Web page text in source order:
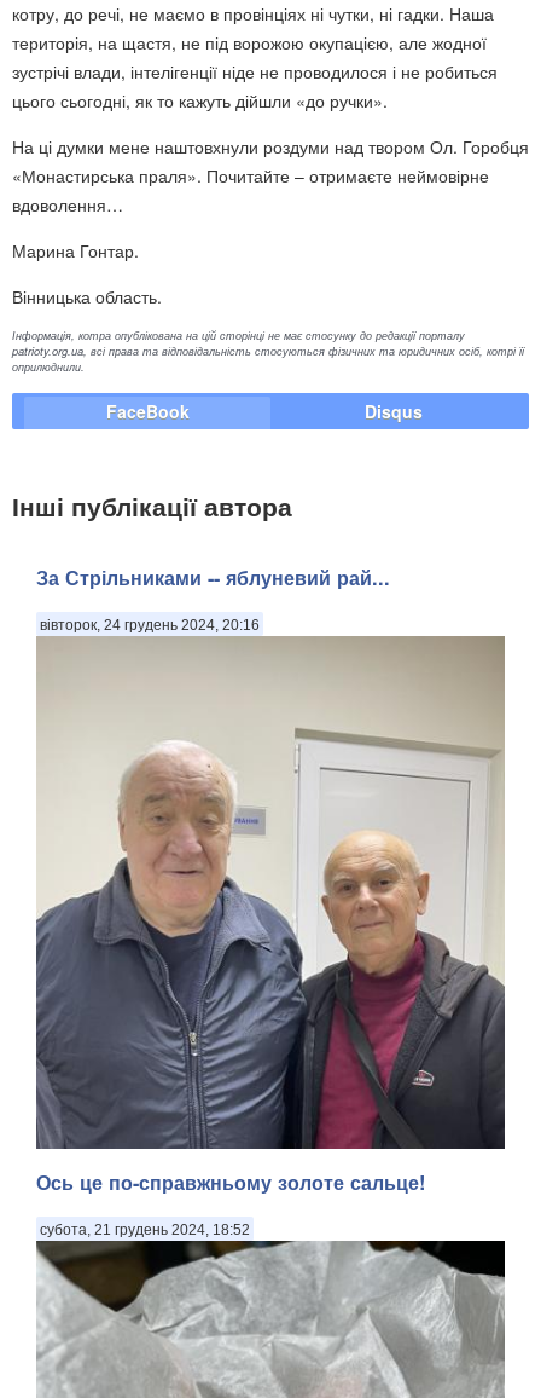
котру, до речі, не маємо в провінціях ні чутки, ні гадки. Наша
територія, на щастя, не під ворожою окупацією, але жодної
зустрічі влади, інтелігенції ніде не проводилося і не робиться
цього сьогодні, як то кажуть дійшли «до ручки».
На ці думки мене наштовхнули роздуми над твором Ол. Горобця
«Монастирська праля». Почитайте – отримаєте неймовірне
вдоволення…
Марина Гонтар.
Вінницька область.
Інформація, котра опублікована на цій сторінці не має стосунку до редакції порталу
patrioty.org.ua, всі права та відповідальність стосуються фізичних та юридичних осіб, котрі її
оприлюднили.
FaceBook Disqus
Інші публікації автора
За Стрільниками -- яблуневий рай...
вівторок, 24 грудень 2024, 20:16
Журналістськими стежками-дорогами. ВИСОКА ЖИТТЄВА
МАРКА ПОЛКОВНИКА МУЛЯРА. Не відкриватиму усіх
деталей наших загальних суттєвих обставин, але із цим
добродієм, що зображений на світлині поруч зі мною, ми
зустрілися місяць тому в черзі на очікування ме...
Ось це по-справжньому золоте сальце!
субота, 21 грудень 2024, 18:52